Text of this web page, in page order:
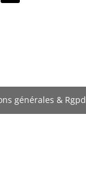
générales & Rgpd